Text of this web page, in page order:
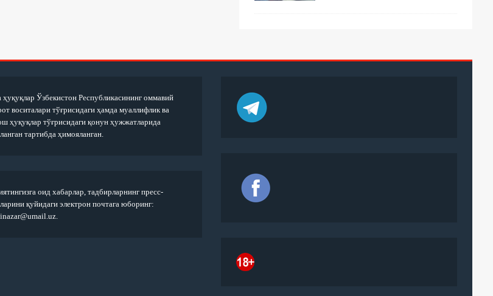
ҳуқуқлар Ўзбекистон Республикасининг оммавий
воситалари тўғрисидаги ҳамда муаллифлик ва
ҳуқуқлар тўғрисидаги қонун ҳужжатларида
тартибда ҳимояланган.
оид хабарлар, тадбирларнинг пресс-
қуйидаги электрон почтага юборинг: